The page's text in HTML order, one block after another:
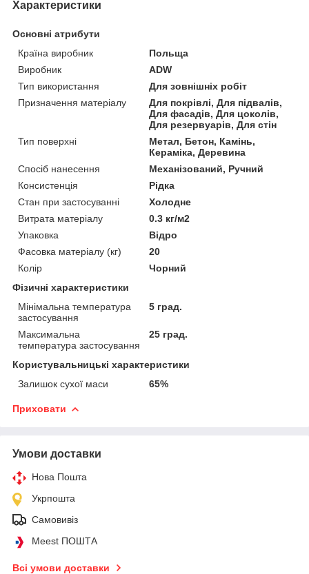
Характеристики
Основні атрибути
Країна виробник
Польща
Виробник
ADW
Тип використання
Для зовнішніх робіт
Призначення матеріалу
Для покрівлі, Для підвалів,
Для фасадів, Для цоколів,
Для резервуарів, Для стін
Тип поверхні
Метал, Бетон, Камінь,
Кераміка, Деревина
Спосіб нанесення
Механізований, Ручний
Консистенція
Рідка
Стан при застосуванні
Холодне
Витрата матеріалу
0.3 кг/м2
Упаковка
Відро
Фасовка матеріалу (кг)
20
Колір
Чорний
Фізичні характеристики
Мінімальна температура
застосування
5 град.
Максимальна
температура застосування
25 град.
Користувальницькі характеристики
Залишок сухої маси
65%
Приховати
Умови доставки
Нова Пошта
Укрпошта
Самовивіз
Meest ПОШТА
Всі умови доставки